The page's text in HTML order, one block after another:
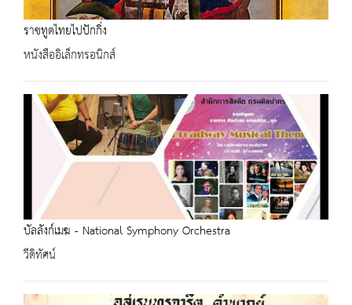
ราชทูตไทยไปปักกิ่ง
หนังสืออิเล็กทรอนิกส์
บัลลังก์เมฆ - National Symphony Orchestra
วีดิทัศน์